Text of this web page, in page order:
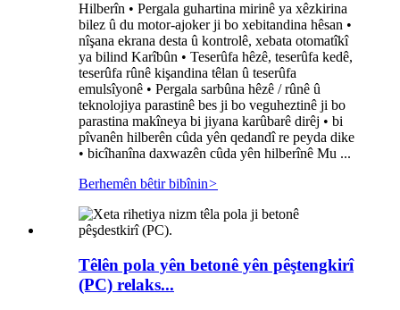
Hilberîn • Pergala guhartina mirinê ya xêzkirina
bilez û du motor-ajoker ji bo xebitandina hêsan •
nîşana ekrana desta û kontrolê, xebata otomatîkî
ya bilind Karîbûn • Teserûfa hêzê, teserûfa kedê,
teserûfa rûnê kişandina têlan û teserûfa
emulsîyonê • Pergala sarbûna hêzê / rûnê û
teknolojiya parastinê bes ji bo veguheztinê ji bo
parastina makîneya bi jiyana karûbarê dirêj • bi
pîvanên hilberên cûda yên qedandî re peyda dike
• bicîhanîna daxwazên cûda yên hilberînê Mu ...
Berhemên bêtir bibînin>
Têlên pola yên betonê yên pêştengkirî
(PC) relaks...